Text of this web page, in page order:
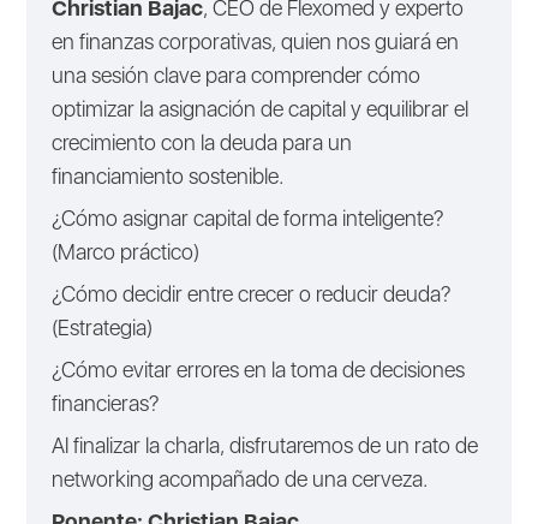
Christian Bajac, CEO de Flexomed y experto
en finanzas corporativas, quien nos guiará en
una sesión clave para comprender cómo
optimizar la asignación de capital y equilibrar el
crecimiento con la deuda para un
financiamiento sostenible.
¿Cómo asignar capital de forma inteligente?
(Marco práctico)
¿Cómo decidir entre crecer o reducir deuda?
(Estrategia)
¿Cómo evitar errores en la toma de decisiones
financieras?
Al finalizar la charla, disfrutaremos de un rato de
networking acompañado de una cerveza.